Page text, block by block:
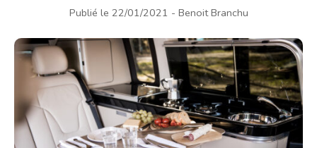
Publié le 22/01/2021 - Benoit Branchu